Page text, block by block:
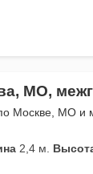
МО,
Москве, МО и
2,4 м.